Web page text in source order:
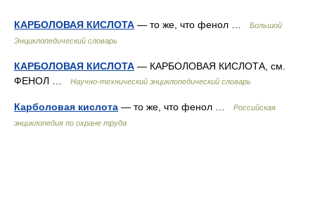
КАРБОЛОВАЯ КИСЛОТА — то же, что фенол …
Большой
Энциклопедический словарь
КАРБОЛОВАЯ КИСЛОТА — КАРБОЛОВАЯ КИСЛОТА, см.
ФЕНОЛ …
Научно-технический энциклопедический словарь
Карболовая кислота — то же, что фенол …
Российская
энциклопедия по охране труда